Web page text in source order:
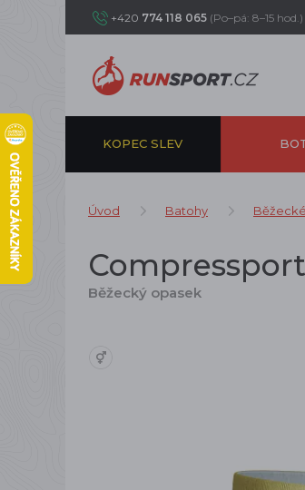
+420 774 118 065 (Po–pá: 8–15 hod.)
KOPEC SLEV
Úvod Batohy
Běžecký opasek